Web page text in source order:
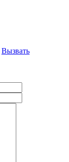
Вызвать